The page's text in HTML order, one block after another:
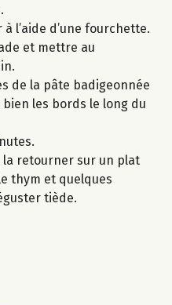
l’aide d’une fourchette.
et mettre au
de la pâte badigeonnée
les bords le long du
la retourner sur un plat
thym et quelques
tiède.